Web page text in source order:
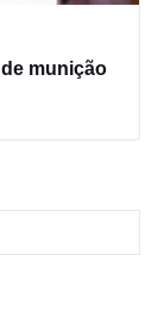
munição